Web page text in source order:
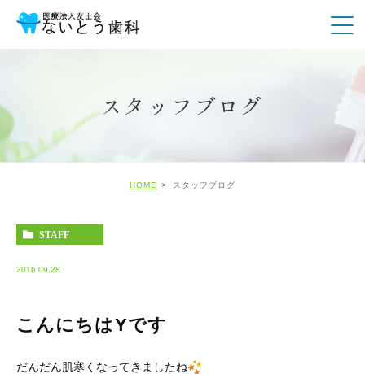
スタッフブログ
HOME スタッフブログ
STAFF
2016.09.28
こんにちはYです
だんだん肌寒くなってきましたね